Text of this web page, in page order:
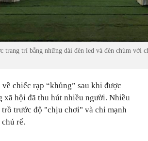
trang trí bằng những dài đèn led và đèn chùm với
về chiếc rạp “khủng” sau khi được
xã hội đã thu hút nhiều người. Nhiều
trước độ "chịu chơi" và chi mạnh
rể.